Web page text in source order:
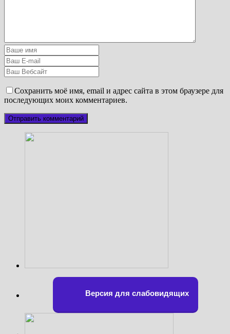
Сохранить моё имя, email и адрес сайта в этом браузере для
последующих моих комментариев.
Версия для слабовидящих